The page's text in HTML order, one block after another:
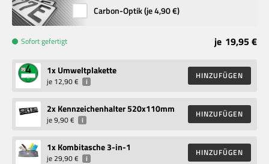
Carbon-Optik (je4,90 €)
Sofort gefertigt je 19,95 €
1x Umweltplakette
je 12,90 € i
HINZUFÜGEN
2x Kennzeichenhalter 520x110mm
je9,90 € i
HINZUFÜGEN
1x Kombitasche 3-in-1
je29,90 € i
HINZUFÜGEN